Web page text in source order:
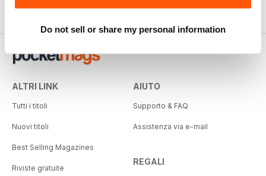
Do not sell or share my personal information
ALTRI LINK
Tutti i titoli
Nuovi titoli
Best Selling Magazines
Riviste gratuite
AIUTO
Supporto & FAQ
Assistenza via e-mail
REGALI